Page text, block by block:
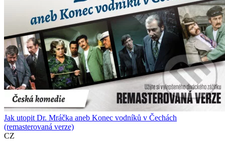
Jak utopit Dr. Mráčka aneb Konec vodníků v Čechách
(remasterovaná verze)
CZ